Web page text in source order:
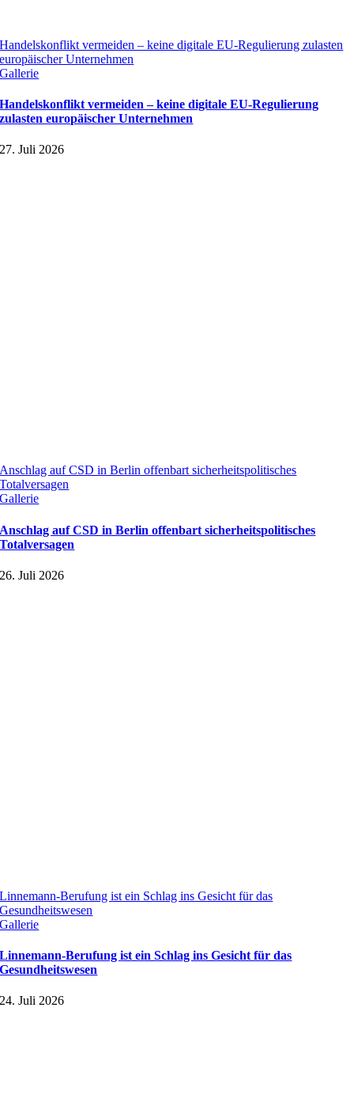
Handelskonflikt vermeiden – keine digitale EU-Regulierung zulasten
europäischer Unternehmen
Gallerie
Handelskonflikt vermeiden – keine digitale EU-Regulierung
zulasten europäischer Unternehmen
27. Juli 2026
Anschlag auf CSD in Berlin offenbart sicherheitspolitisches
Totalversagen
Gallerie
Anschlag auf CSD in Berlin offenbart sicherheitspolitisches
Totalversagen
26. Juli 2026
Linnemann-Berufung ist ein Schlag ins Gesicht für das
Gesundheitswesen
Gallerie
Linnemann-Berufung ist ein Schlag ins Gesicht für das
Gesundheitswesen
24. Juli 2026